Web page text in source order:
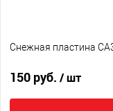
Снежная пластина
150 руб. / шт